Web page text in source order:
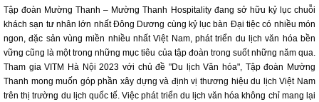
Tập đoàn Mường Thanh – Mường Thanh Hospitality đang sở hữu kỷ lục chuỗi
khách sạn tư nhân lớn nhất Đông Dương cùng kỷ lục bàn Đại tiệc có nhiều món
ngon, đặc sản vùng miền nhiều nhất Việt Nam, phát triển du lịch văn hóa bền
vững cũng là một trong những mục tiêu của tập đoàn trong suốt những năm qua.
Tham gia VITM Hà Nội 2023 với chủ đề "Du lịch Văn hóa", Tập đoàn Mường
Thanh mong muốn góp phần xây dựng và định vị thương hiệu du lịch Việt Nam
trên thị trường du lịch quốc tế. Việc phát triển du lịch văn hóa không chỉ mang lại